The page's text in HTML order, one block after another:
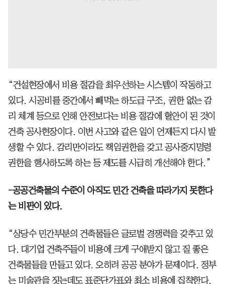
“건설현장에서 비용 절감을 최우선하는 시스템이 작동하고
있다. 시공비를 중간에서 빼먹는 하도급 구조, 권한 없는 감
리 체계 등으로 인해 안전보다는 비용 절감에 혈안이 된 것이
건축 공사현장이다. 이번 사고와 같은 일이 언제든지 다시 발
생할 수 있다. 감리만이라도 책임권한을 갖고 공사중지명령
권한을 행사하도록 하는 등 제도를 시급히 개선해야 한다.”
-공공건축물의 수준이 아직도 민간 건축을 따라가지 못한다
는 비판이 있다.
“상당수 민간부분의 건축물들은 글로벌 경쟁력을 갖추고 있
다. 대기업 건축주들이 비용에 크게 구애받지 않고 질 좋은
건축물들을 만들고 있다. 오히려 공공 분야가 문제이다. 정부
는 미술관을 짓는데도 표준단가표와 최소 비용에 집착한다.